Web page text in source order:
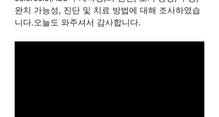
완치 가능성, 진단 및 치료 방법에 대해 조사하였습
니다.오늘도 와주셔서 감사합니다.